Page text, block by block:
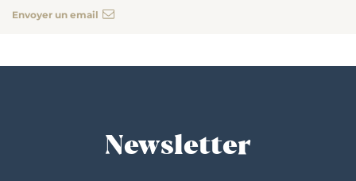
Envoyer un email
Newsletter